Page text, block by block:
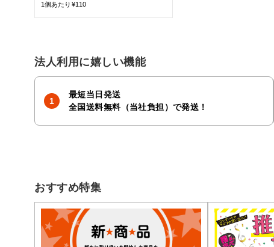
1個あたり¥110
法人利用に嬉しい機能
最短当日発送
全国送料無料（当社負担）で発送！
おすすめ特集